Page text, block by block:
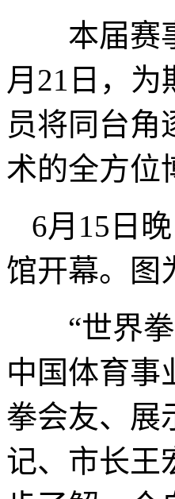
本届赛事
月21日，为
员将同台角
术的全方位
6月15日
馆开幕。图
“世界拳
中国体育事
拳会友、展
记、市长王